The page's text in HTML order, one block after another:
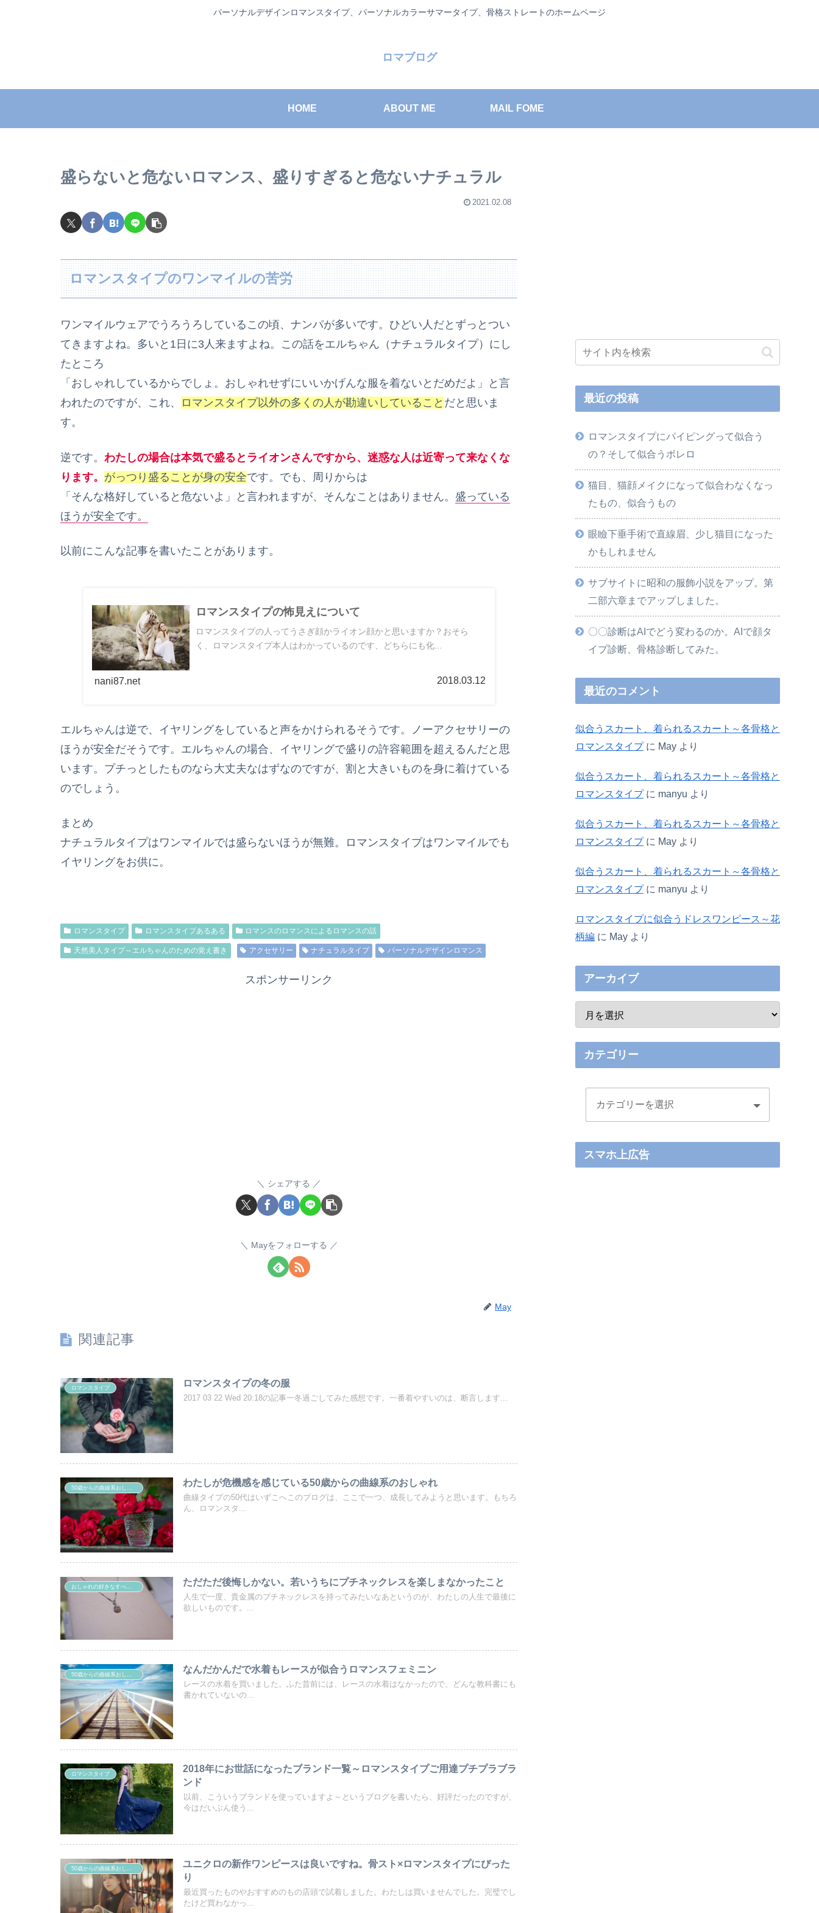
パーソナルデザインロマンスタイプ、パーソナルカラーサマータイプ、骨格ストレートのホームページ
ロマブログ
HOME ABOUT ME MAIL FOME
盛らないと危ないロマンス、盛りすぎると危ないナチュラル
2021.02.08
ロマンスタイプのワンマイルの苦労
ワンマイルウェアでうろうろしているこの頃、ナンパが多いです。ひどい人だとずっとつい
てきますよね。多いと1日に3人来ますよね。この話をエルちゃん（ナチュラルタイプ）にし
たところ
「おしゃれしているからでしょ。おしゃれせずにいいかげんな服を着ないとだめだよ」と言
われたのですが、これ、
ロマンスタイプ以外の多くの人が勘違いしていること だと思いま
す。
逆です。 わたしの場合は本気で盛るとライオンさんですから、迷惑な人は近寄って来なくな
ります。 がっつり盛ることが身の安全です。でも、周りからは
「そんな格好していると危ないよ」と言われますが、そんなことはありません。 盛っている
ほうが安全です。
以前にこんな記事を書いたことがあります。
ロマンスタイプの怖見えについて
ロマンスタイプの人ってうさぎ顔かライオン顔かと思いますか？おそら
く、ロマンスタイプ本人はわかっているのです、どちらにも化...
nani87.net 2018.03.12
エルちゃんは逆で、イヤリングをしていると声をかけられるそうです。ノーアクセサリーの
ほうが安全だそうです。エルちゃんの場合、イヤリングで盛りの許容範囲を超えるんだと思
います。プチっとしたものなら大丈夫なはずなのですが、割と大きいものを身に着けている
のでしょう。
まとめ
ナチュラルタイプはワンマイルでは盛らないほうが無難。ロマンスタイプはワンマイルでも
イヤリングをお供に。
ロマンスタイプ ロマンスタイプあるある ロマンスのロマンスによるロマンスの話
天然美人タイプ～エルちゃんのための覚え書き アクセサリー ナチュラルタイプ パーソナルデザインロマンス
スポンサーリンク
シェアする
Mayをフォローする
May
関連記事
ロマンスタイプ ロマンスタイプの冬の服
2017 03 22 Wed 20:18の記事一冬過ごしてみた感想です。一番着やすいのは、断言します...
わたしが危機感を感じている50歳からの曲線系のおしゃれ
曲線タイプの50代はいずこへこのブログは、ここで一つ、成長してみようと思います。もちろ
ん、ロマンスタ...
ただただ後悔しかない。若いうちにプチネックレスを楽しまなかったこと
人生で一度、貴金属のプチネックレスを持ってみたいなあというのが、わたしの人生で最後に
欲しいものです。...
なんだかんだで水着もレースが似合うロマンスフェミニン
レースの水着を買いました。ふた昔前には、レースの水着はなかったので、どんな教科書にも
書かれていないの...
ロマンスタイプ
2018年にお世話になったブランド一覧～ロマンスタイプご用達プチプラブラ
ンド
以前、こういうブランドを使っていますよ～というブログを書いたら、好評だったのですが、
今はだいぶん使う...
50歳からの曲線系おしゃれ
ユニクロの新作ワンピースは良いですね。骨スト×ロマンスタイプにぴった
り
最近買ったものやおすすめのもの店頭で試着しました。わたしは買いませんでした。完璧でし
たけど買わなかっ...
最近の投稿
ロマンスタイプにパイピングって似合う
の？そして似合うボレロ
猫目、猫顔メイクになって似合わなくなっ
たもの、似合うもの
眼瞼下垂手術で直線眉、少し猫目になった
かもしれません
サブサイトに昭和の服飾小説をアップ。第
二部六章までアップしました。
〇〇診断はAIでどう変わるのか。AIで顔タ
イプ診断、骨格診断してみた。
最近のコメント
似合うスカート、着られるスカート～各骨格と
ロマンスタイプに May より
似合うスカート、着られるスカート～各骨格と
ロマンスタイプに manyu より
似合うスカート、着られるスカート～各骨格と
ロマンスタイプに May より
似合うスカート、着られるスカート～各骨格と
ロマンスタイプに manyu より
ロマンスタイプに似合うドレスワンピース～花
柄編 に May より
アーカイブ
カテゴリー
スマホ上広告